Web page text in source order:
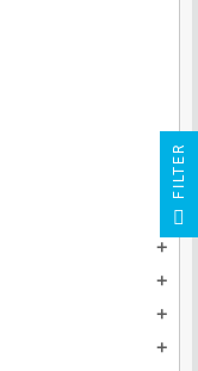
add
add
add
add
R